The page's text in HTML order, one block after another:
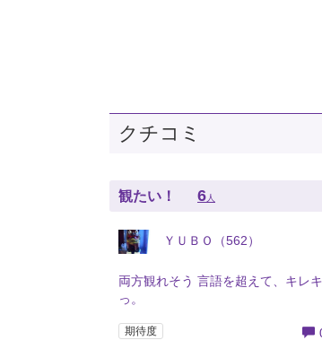
クチコミ
観たい！ 6 人
ＹＵＢＯ（562）
両方観れそう 言語を超えて、キレ
っ。
期待度